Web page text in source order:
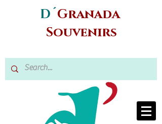
D´Granada
Souvenirs